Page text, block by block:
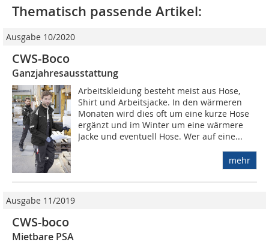
Thematisch passende Artikel:
Ausgabe 10/2020
CWS-Boco
Ganzjahresausstattung
Arbeitskleidung besteht meist aus Hose,
Shirt und Arbeitsjacke. In den wärmeren
Monaten wird dies oft um eine kurze Hose
ergänzt und im Winter um eine wärmere
Jacke und eventuell Hose. Wer auf eine...
mehr
Ausgabe 11/2019
CWS-boco
Mietbare PSA